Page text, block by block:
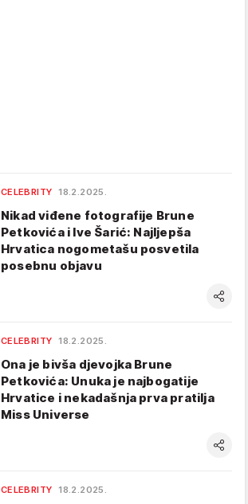
CELEBRITY 18.2.2025.
Nikad viđene fotografije Brune
Petkovića i Ive Šarić: Najljepša
Hrvatica nogometašu posvetila
posebnu objavu
CELEBRITY 18.2.2025.
Ona je bivša djevojka Brune
Petkovića: Unuka je najbogatije
Hrvatice i nekadašnja prva pratilja
Miss Universe
CELEBRITY 18.2.2025.